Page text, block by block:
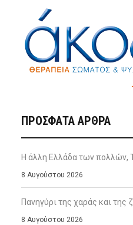
ΠΡΌΣΦΑΤΑ ΆΡΘΡΑ
Η άλλη Ελλάδα των πολλών,
8 Αυγούστου 2026
Πανηγύρι της χαράς και της
8 Αυγούστου 2026